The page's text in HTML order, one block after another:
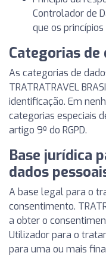
Controlador de
que os
Categorias de
As categorias de
TRATRATRAVEL
identificação. Em
categorias especiais
artigo 9º do RGPD.
Base jurídica
dados
A base legal para o
consentimento.
a obter o
Utilizador para o
para uma ou mais